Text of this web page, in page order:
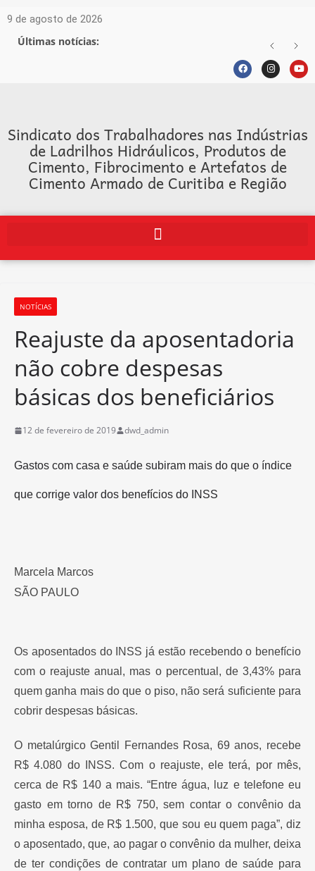
9 de agosto de 2026
Últimas notícias:
Sindicato dos Trabalhadores nas Indústrias
de Ladrilhos Hidráulicos, Produtos de
Cimento, Fibrocimento e Artefatos de
Cimento Armado de Curitiba e Região
NOTÍCIAS
Reajuste da aposentadoria
não cobre despesas
básicas dos beneficiários
12 de fevereiro de 2019 dwd_admin
Gastos com casa e saúde subiram mais do que o índice
que corrige valor dos benefícios do INSS
Marcela Marcos
SÃO PAULO
Os aposentados do INSS já estão recebendo o benefício
com o reajuste anual, mas o percentual, de 3,43% para
quem ganha mais do que o piso, não será suficiente para
cobrir despesas básicas.
O metalúrgico Gentil Fernandes Rosa, 69 anos, recebe
R$ 4.080 do INSS. Com o reajuste, ele terá, por mês,
cerca de R$ 140 a mais. “Entre água, luz e telefone eu
gasto em torno de R$ 750, sem contar o convênio da
minha esposa, de R$ 1.500, que sou eu quem paga”, diz
o aposentado, que, ao pagar o convênio da mulher, deixa
de ter condições de contratar um plano de saúde para